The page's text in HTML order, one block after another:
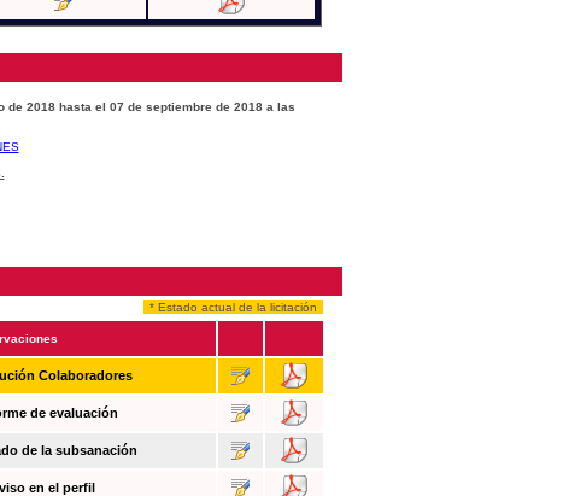
2018 hasta el 07 de septiembre de 2018 a las
* Estado actual de la licitación
Colaboradores
de evaluación
de la subsanación
en el perfil